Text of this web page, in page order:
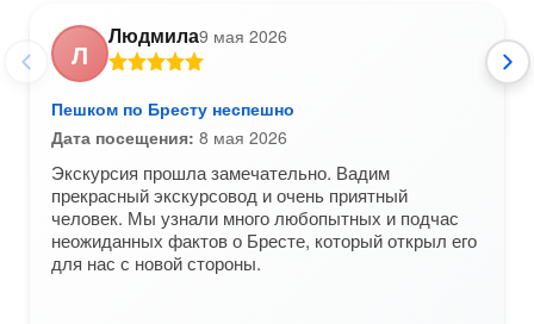
Л
Людмила9 мая 2026
Пешком по Бресту неспешно
Дата посещения: 8 мая 2026
Экскурсия прошла замечательно. Вадим
прекрасный экскурсовод и очень приятный
человек. Мы узнали много любопытных и подчас
неожиданных фактов о Бресте, который открыл его
для нас с новой стороны.